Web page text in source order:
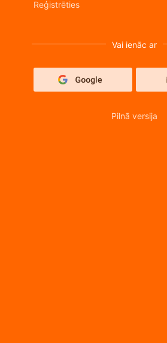
Reģistrēties
Vai ienāc ar
Pilnā versija